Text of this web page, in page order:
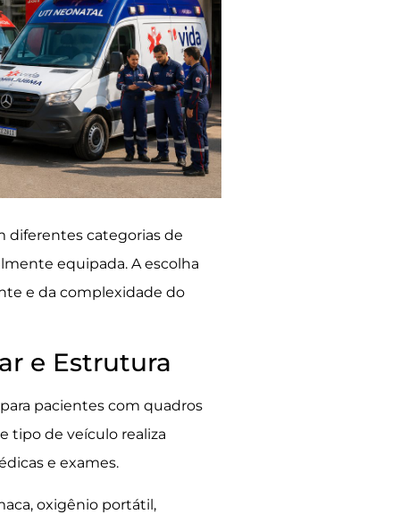
diferentes categorias de
equipada. A escolha
e da complexidade do
e Estrutura
pacientes com quadros
tipo de veículo realiza
e exames.
oxigênio portátil,